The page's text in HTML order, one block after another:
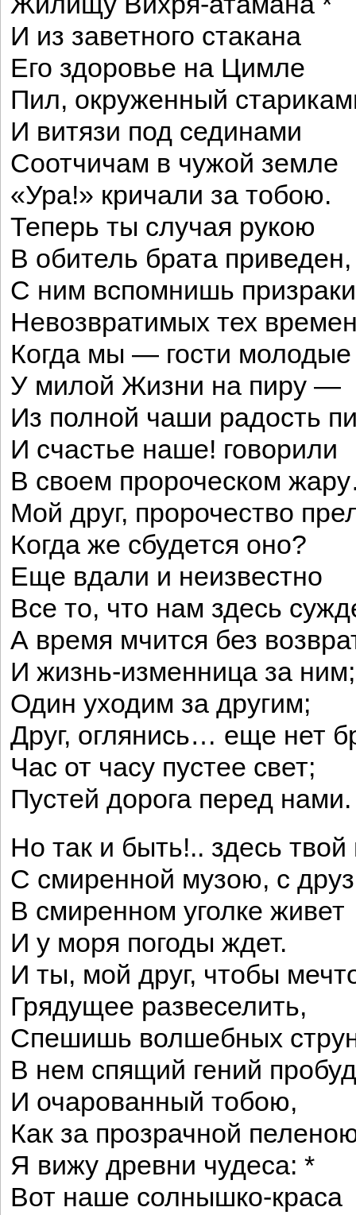
И из заветного стакана
Его здоровье на Цимле
Пил, окруженный
И витязи под сединами
Соотчичам в чужой земле
«Ура!» кричали за тобою.
Теперь ты случая рукою
В обитель брата приведен,
С ним вспомнишь
Невозвратимых тех
Когда мы — гости молодые
У милой Жизни на пиру —
Из полной чаши радость
И счастье наше! говорили
В своем пророческом
Мой друг, пророчество
Когда же сбудется оно?
Еще вдали и неизвестно
Все то, что нам здесь
А время мчится без
И жизнь-изменница за ним;
Один уходим за другим;
Друг, оглянись… еще нет
Час от часу пустее свет;
Пустей дорога перед нами.
Но так и быть!.. здесь твой
С смиренной музою, с
В смиренном уголке живет
И у моря погоды ждет.
И ты, мой друг, чтобы
Грядущее развеселить,
Спешишь волшебных
В нем спящий гений
И очарованный тобою,
Как за прозрачной
Я вижу древни чудеса: *
Вот наше солнышко-краса